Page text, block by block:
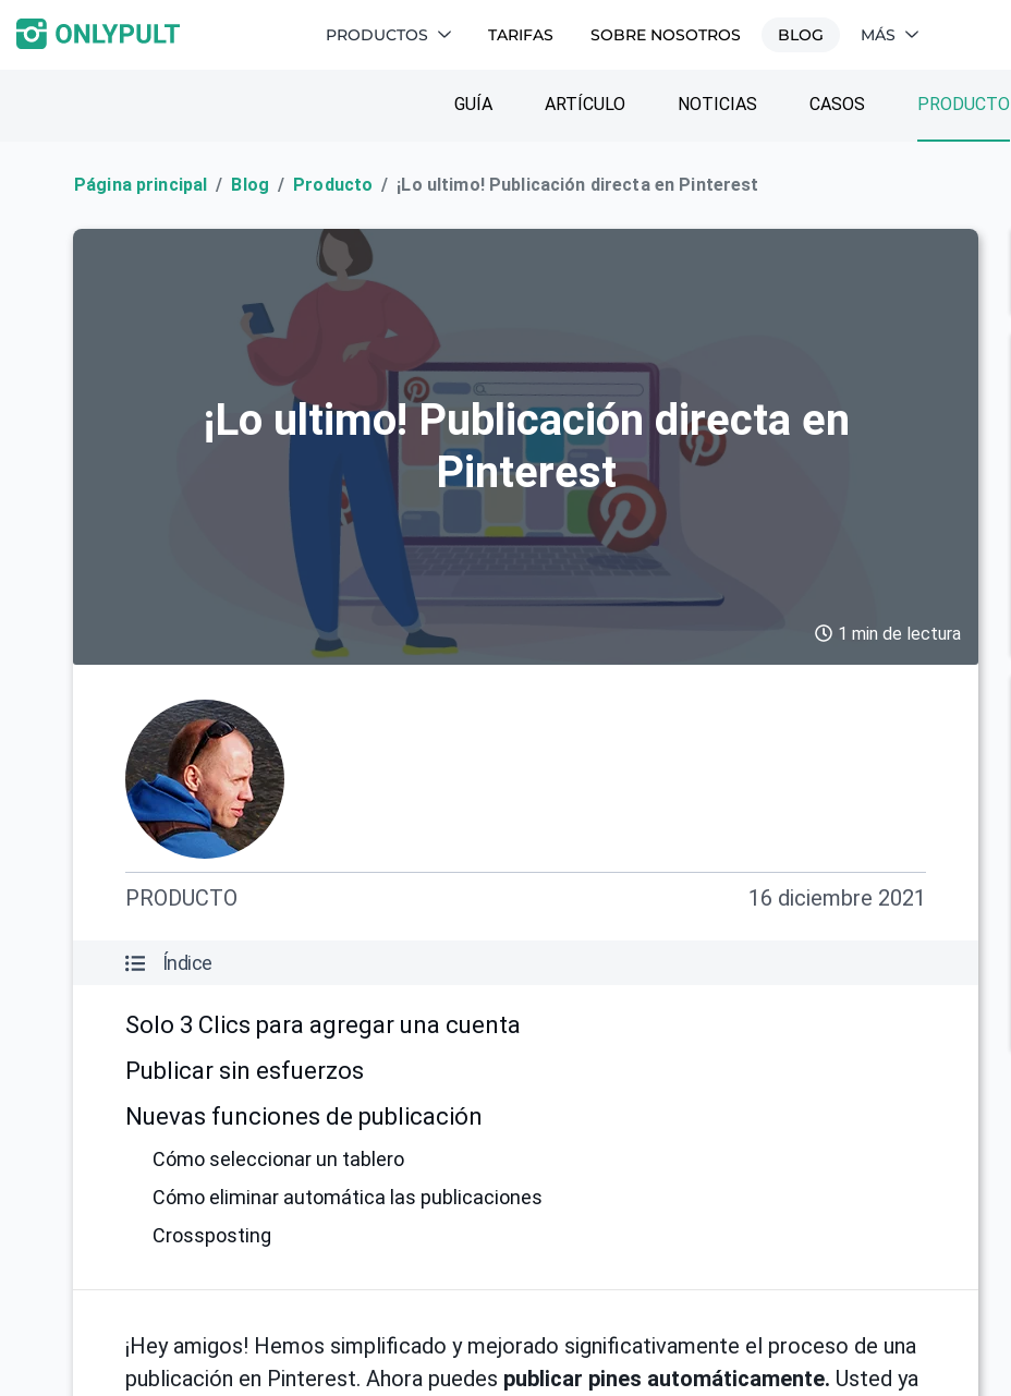
PRODUCTOS TARIFAS SOBRE NOSOTROS BLOG MÁS
GUÍA ARTÍCULO NOTICIAS CASOS PRODUCTO
Página principal Blog Producto ¡Lo ultimo! Publicación directa en Pinterest
¡Lo ultimo! Publicación directa en
Pinterest
1 min de lectura
PRODUCTO 16 diciembre 2021
Índice
Solo 3 Clics para agregar una cuenta
Publicar sin esfuerzos
Nuevas funciones de publicación
Cómo seleccionar un tablero
Cómo eliminar automática las publicaciones
Crossposting
¡Hey amigos! Hemos simplificado y mejorado significativamente el proceso de una
publicación en Pinterest. Ahora puedes publicar pines automáticamente. Usted ya